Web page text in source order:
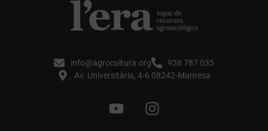
info@agrocultura.org
938 787 035
Av. Universitària, 4-6 08242-Manresa